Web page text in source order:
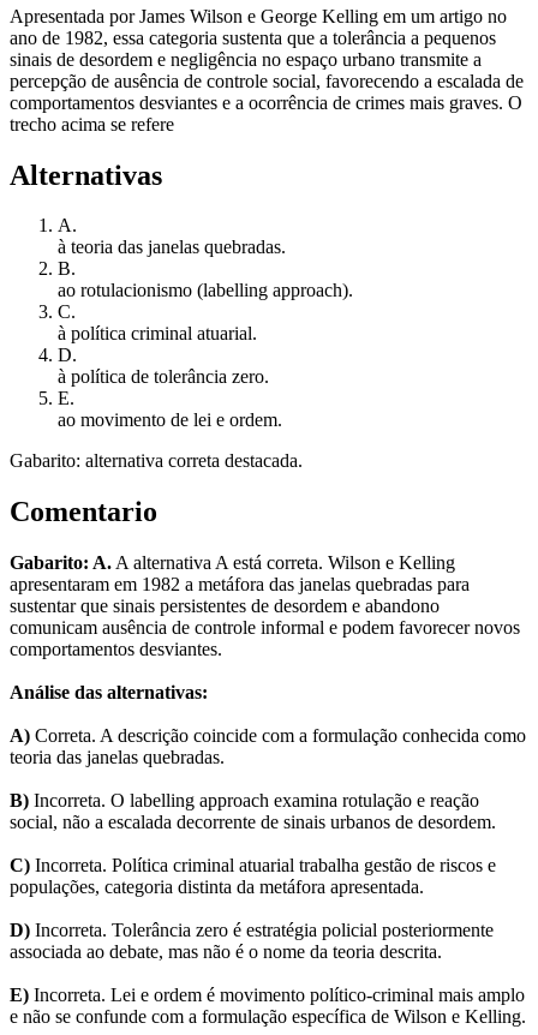
Apresentada por James Wilson e George Kelling em um artigo no
ano de 1982, essa categoria sustenta que a tolerância a pequenos
sinais de desordem e negligência no espaço urbano transmite a
percepção de ausência de controle social, favorecendo a escalada de
comportamentos desviantes e a ocorrência de crimes mais graves. O
trecho acima se refere
Alternativas
A.
à teoria das janelas quebradas.
B.
ao rotulacionismo (labelling approach).
C.
à política criminal atuarial.
D.
à política de tolerância zero.
E.
ao movimento de lei e ordem.
Gabarito: alternativa correta destacada.
Comentario
Gabarito: A. A alternativa A está correta. Wilson e Kelling
apresentaram em 1982 a metáfora das janelas quebradas para
sustentar que sinais persistentes de desordem e abandono
comunicam ausência de controle informal e podem favorecer novos
comportamentos desviantes.
Análise das alternativas:
A) Correta. A descrição coincide com a formulação conhecida como
teoria das janelas quebradas.
B) Incorreta. O labelling approach examina rotulação e reação
social, não a escalada decorrente de sinais urbanos de desordem.
C) Incorreta. Política criminal atuarial trabalha gestão de riscos e
populações, categoria distinta da metáfora apresentada.
D) Incorreta. Tolerância zero é estratégia policial posteriormente
associada ao debate, mas não é o nome da teoria descrita.
E) Incorreta. Lei e ordem é movimento político-criminal mais amplo
e não se confunde com a formulação específica de Wilson e Kelling.